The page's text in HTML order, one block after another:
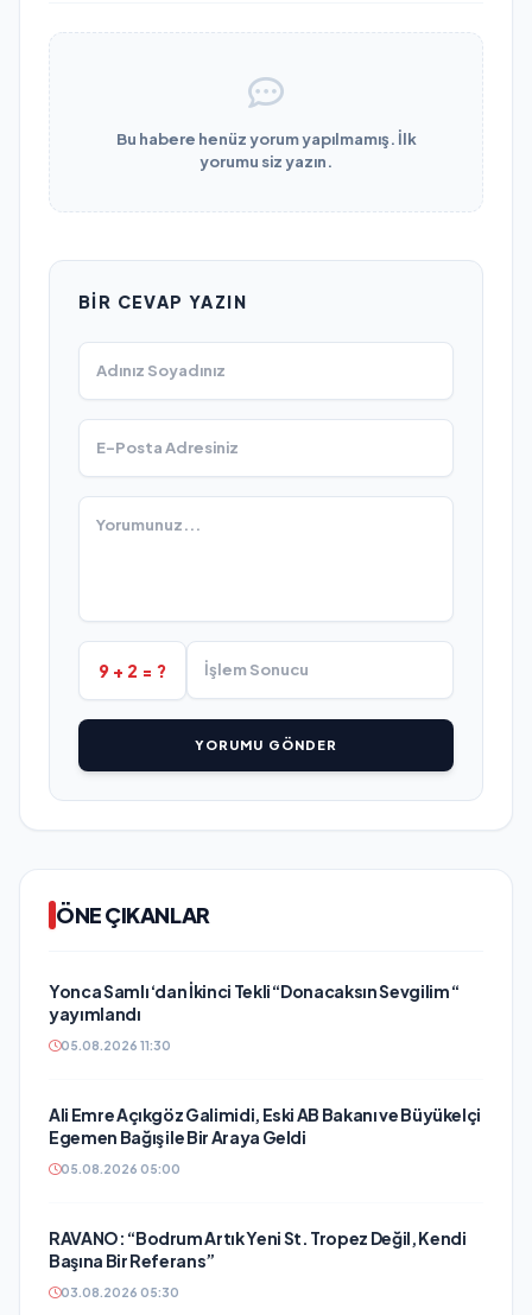
Bu habere henüz yorum yapılmamış. İlk
yorumu siz yazın.
BIR CEVAP YAZIN
9 + 2 = ?
YORUMU GÖNDER
ÖNE ÇIKANLAR
Yonca Samlı ‘dan İkinci Tekli “Donacaksın Sevgilim “
yayımlandı
05.08.2026 11:30
Ali Emre Açıkgöz Galimidi, Eski AB Bakanı ve Büyükelçi
Egemen Bağış ile Bir Araya Geldi
05.08.2026 05:00
RAVANO: “Bodrum Artık Yeni St. Tropez Değil, Kendi
Başına Bir Referans”
03.08.2026 05:30